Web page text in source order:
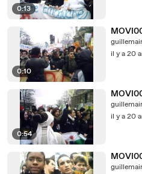
0:13
0:10
il y a 20
0:54
il y a 20